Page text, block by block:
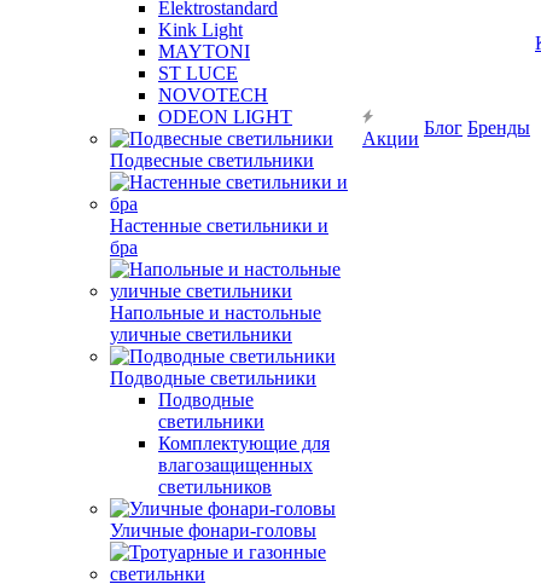
Elektrostandard
Kink Light
MAYTONI
ST LUCE
NOVOTECH
ODEON LIGHT
Подвесные светильники
Настенные светильники и
бра
Напольные и настольные
уличные светильники
Подводные светильники
Подводные
светильники
Комплектующие для
влагозащищенных
светильников
Уличные фонари-головы
Акции
Блог Бренды